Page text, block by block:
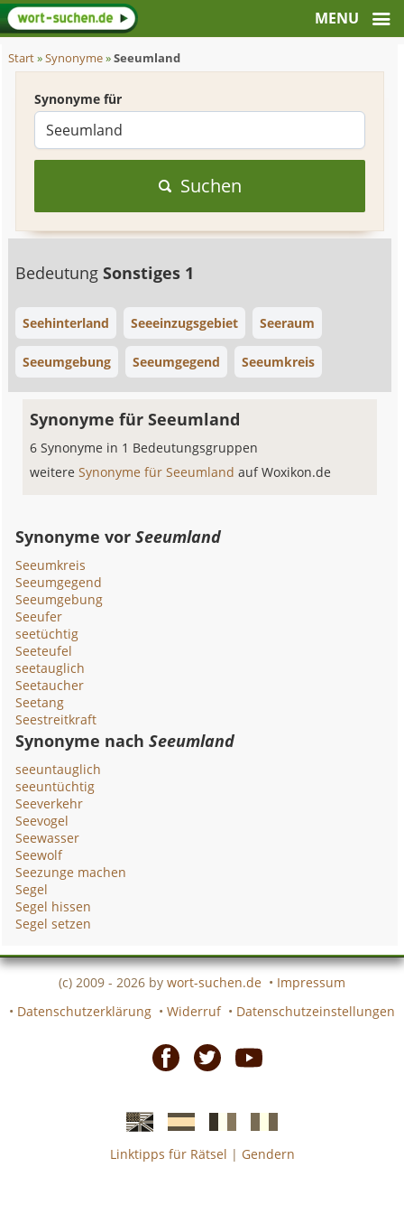
Start»Synonyme»Seeumland
Synonyme für
Suchen
BedeutungSonstiges 1
Seehinterland Seeeinzugsgebiet Seeraum
Seeumgebung Seeumgegend Seeumkreis
Synonyme für Seeumland
6 Synonyme in 1 Bedeutungsgruppen
weitereSynonyme für Seeumlandauf Woxikon.de
Synonyme vorSeeumland
Seeumkreis
Seeumgegend
Seeumgebung
Seeufer
seetüchtig
Seeteufel
seetauglich
Seetaucher
Seetang
Seestreitkraft
Synonyme nachSeeumland
seeuntauglich
seeuntüchtig
Seeverkehr
Seevogel
Seewasser
Seewolf
Seezunge machen
Segel
Segel hissen
Segel setzen
(c) 2009 - 2026 by wort-suchen.de • Impressum
• Datenschutzerklärung • Widerruf • Datenschutzeinstellungen
EnglischeSpanischefranzösicheitalienische
Linktipps für Rätsel | Gendern